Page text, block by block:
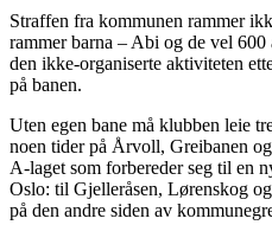
Straffen fra kommunen rammer
rammer barna – Abi og de vel
den ikke-organiserte aktiviteten
på banen.
Uten egen bane må klubben leie
noen tider på Årvoll, Greibanen
A-laget som forbereder seg til en
Oslo: til Gjelleråsen, Lørenskog
på den andre siden av